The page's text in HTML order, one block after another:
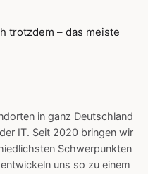
trotzdem – das meiste
in ganz Deutschland
IT. Seit 2020 bringen wir
Schwerpunkten
uns so zu einem